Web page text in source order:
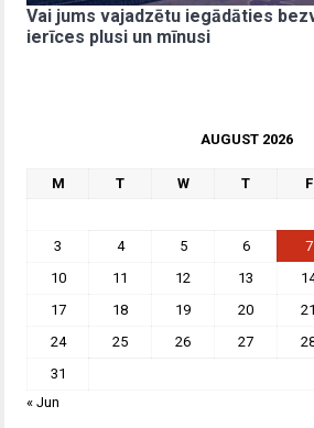
Vai jums vajadzētu iegādāties
ierīces plusi un mīnusi
AUGUST 2026
M T W T F
3
4 5 6 7
10
11 12 13
17
18 19 20 21
24
25 26 27
31
« Jun